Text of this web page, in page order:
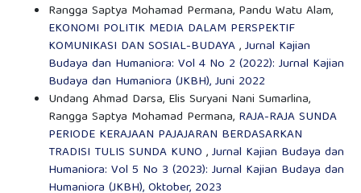
Rangga Saptya Mohamad Permana, Pandu Watu Alam,
EKONOMI POLITIK MEDIA DALAM PERSPEKTIF
KOMUNIKASI DAN SOSIAL-BUDAYA,Jurnal Kajian
Budaya dan Humaniora: Vol 4 No 2 (2022): Jurnal Kajian
Budaya dan Humaniora (JKBH), Juni 2022
Undang Ahmad Darsa, Elis Suryani Nani Sumarlina,
Rangga Saptya Mohamad Permana, RAJA-RAJA SUNDA
PERIODE KERAJAAN PAJAJARAN BERDASARKAN
TRADISI TULIS SUNDA KUNO ,Jurnal Kajian Budaya dan
Humaniora: Vol 5 No 3 (2023): Jurnal Kajian Budaya dan
Humaniora (JKBH), Oktober, 2023